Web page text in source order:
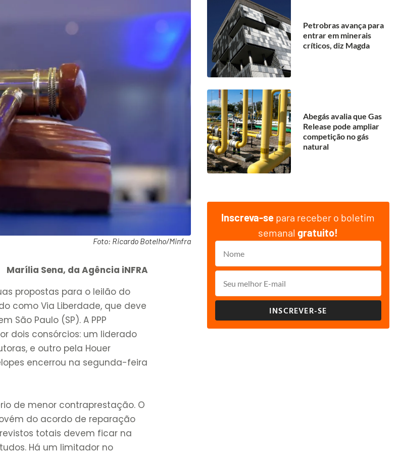
Foto: Ricardo Botelho/Minfra
Marília Sena, da Agência iNFRA
propostas para o leilão do
como Via Liberdade, que deve
São Paulo (SP). A PPP
dois consórcios: um liderado
e outro pela Houer
encerrou na segunda-feira
de menor contraprestação. O
do acordo de reparação
totais devem ficar na
Há um limitador no
Petrobras avança para
entrar em minerais
críticos, diz Magda
Abegás avalia que Gas
Release pode ampliar
competição no gás
natural
Inscreva-se para receber o boletim
semanalgratuito!
INSCREVER-SE